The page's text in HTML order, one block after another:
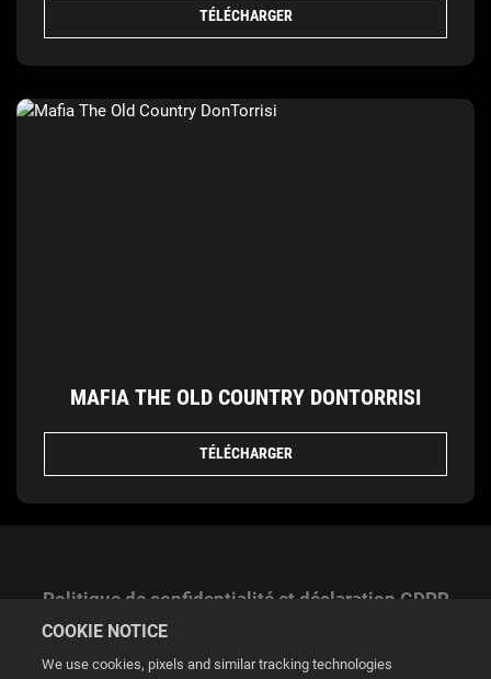
TÉLÉCHARGER
MAFIA THE OLD COUNTRY DONTORRISI
TÉLÉCHARGER
Politique de confidentialité et déclaration GDPR
COOKIE NOTICE
We use cookies, pixels and similar tracking technologies